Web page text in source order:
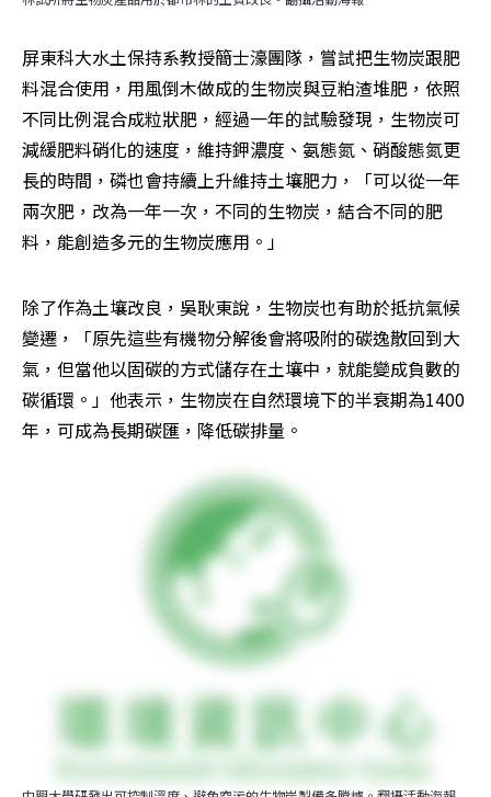
屏東科大水土保持系教授簡士濠團隊，嘗試把生物炭跟肥
料混合使用，用風倒木做成的生物炭與豆粕渣堆肥，依照
不同比例混合成粒狀肥，經過一年的試驗發現，生物炭可
減緩肥料硝化的速度，維持鉀濃度、氨態氮、硝酸態氮更
長的時間，磷也會持續上升維持土壤肥力，「可以從一年
兩次肥，改為一年一次，不同的生物炭，結合不同的肥
料，能創造多元的生物炭應用。」
除了作為土壤改良，吳耿東說，生物炭也有助於抵抗氣候
變遷，「原先這些有機物分解後會將吸附的碳逸散回到大
氣，但當他以固碳的方式儲存在土壤中，就能變成負數的
碳循環。」他表示，生物炭在自然環境下的半衰期為1400
年，可成為長期碳匯，降低碳排量。